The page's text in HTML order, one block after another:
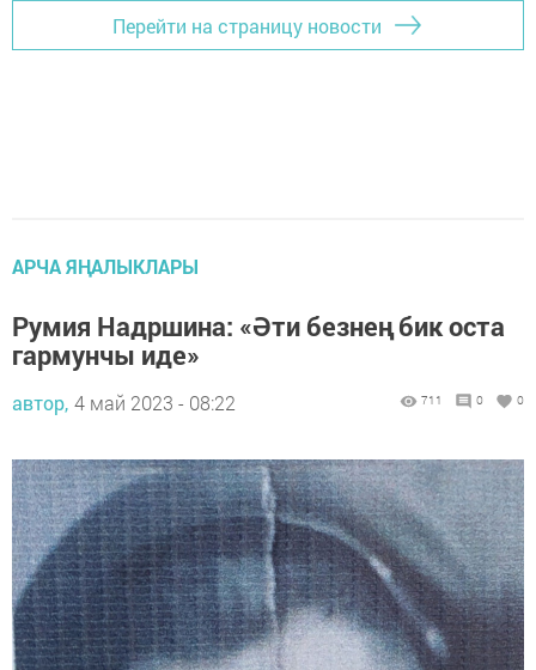
Перейти на страницу новости
АРЧА ЯҢАЛЫКЛАРЫ
Румия Надршина: «Әти безнең бик оста
гармунчы иде»
автор, 4 май 2023 - 08:22 711 0 0